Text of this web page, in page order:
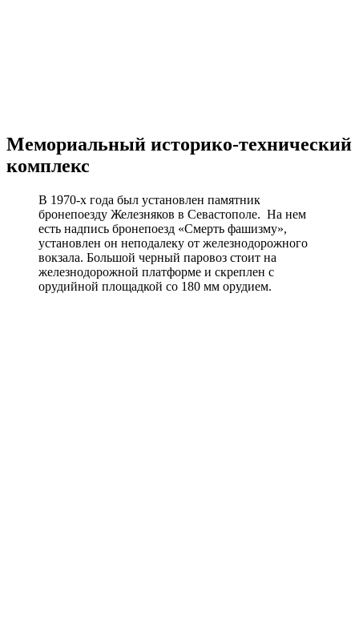
Мемориальный историко-технический
комплекс
В 1970-х года был установлен памятник
бронепоезду Железняков в Севастополе. На нем
есть надпись бронепоезд «Смерть фашизму»,
установлен он неподалеку от железнодорожного
вокзала. Большой черный паровоз стоит на
железнодорожной платформе и скреплен с
орудийной площадкой со 180 мм орудием.